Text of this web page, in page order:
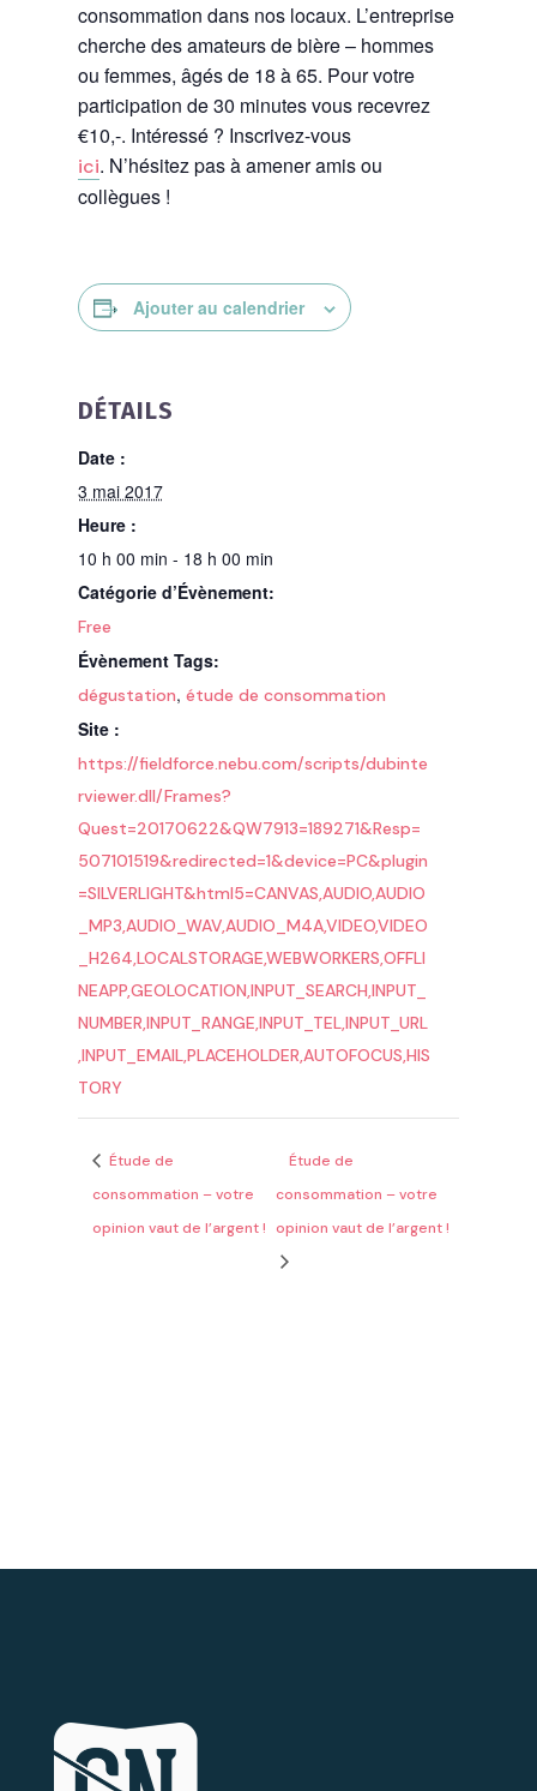
consommation dans nos locaux. L’entreprise
cherche des amateurs de bière – hommes
ou femmes, âgés de 18 à 65. Pour votre
participation de 30 minutes vous recevrez
€10,-. Intéressé ? Inscrivez-vous
ici. N’hésitez pas à amener amis ou
collègues !
Ajouter au calendrier
DÉTAILS
Date :
3 mai 2017
Heure :
10 h 00 min - 18 h 00 min
Catégorie d’Évènement:
Free
Évènement Tags:
dégustation, étude de consommation
Site :
https://fieldforce.nebu.com/scripts/dubinte
rviewer.dll/Frames?
Quest=20170622&QW7913=189271&Resp=
507101519&redirected=1&device=PC&plugin
=SILVERLIGHT&html5=CANVAS,AUDIO,AUDIO
_MP3,AUDIO_WAV,AUDIO_M4A,VIDEO,VIDEO
_H264,LOCALSTORAGE,WEBWORKERS,OFFLI
NEAPP,GEOLOCATION,INPUT_SEARCH,INPUT_
NUMBER,INPUT_RANGE,INPUT_TEL,INPUT_URL
,INPUT_EMAIL,PLACEHOLDER,AUTOFOCUS,HIS
TORY
Étude de
consommation – votre
opinion vaut de l’argent !
Étude de
consommation – votre
opinion vaut de l’argent !